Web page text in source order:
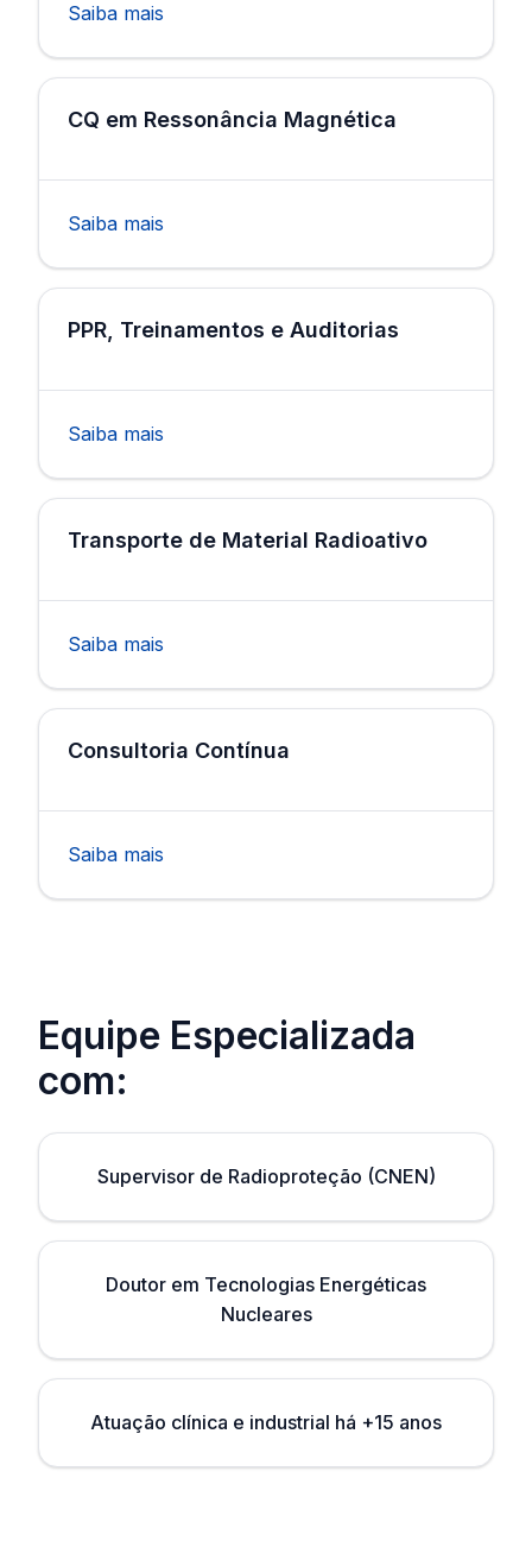
Saiba mais
CQ em Ressonância Magnética
Saiba mais
PPR, Treinamentos e Auditorias
Saiba mais
Transporte de Material Radioativo
Saiba mais
Consultoria Contínua
Saiba mais
Equipe Especializada
com:
Supervisor de Radioproteção (CNEN)
Doutor em Tecnologias Energéticas
Nucleares
Atuação clínica e industrial há +15 anos